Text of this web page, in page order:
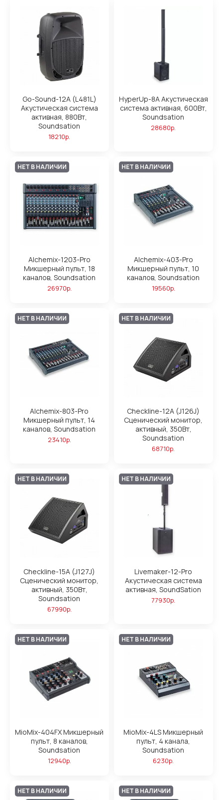
Go-Sound-12A (L481L)
Акустическая система
активная, 880Вт,
Soundsation
18210р.
HyperUp-8A Акустическая
система активная, 600Вт,
Soundsation
28680р.
НЕТ В НАЛИЧИИ
Alchemix-1203-Pro
Микшерный пульт, 18
каналов, Soundsation
26970р.
НЕТ В НАЛИЧИИ
Alchemix-403-Pro
Микшерный пульт, 10
каналов, Soundsation
19560р.
НЕТ В НАЛИЧИИ
Alchemix-803-Pro
Микшерный пульт, 14
каналов, Soundsation
23410р.
НЕТ В НАЛИЧИИ
Checkline-12A (J126J)
Сценический монитор,
активный, 350Вт,
Soundsation
68710р.
НЕТ В НАЛИЧИИ
Checkline-15A (J127J)
Сценический монитор,
активный, 350Вт,
Soundsation
67990р.
НЕТ В НАЛИЧИИ
Livemaker-12-Pro
Акустическая система
активная, SoundSation
77930р.
НЕТ В НАЛИЧИИ
MioMix-404FX Микшерный
пульт, 8 каналов,
Soundsation
12940р.
НЕТ В НАЛИЧИИ
MioMix-4LS Микшерный
пульт, 4 канала,
Soundsation
6230р.
НЕТ В НАЛИЧИИ НЕТ В НАЛИЧИИ